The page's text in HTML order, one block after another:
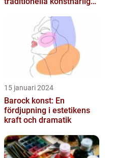
15 januari 2024
Barock konst: En
fördjupning i estetikens
kraft och dramatik